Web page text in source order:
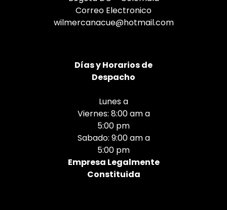
Correo Electronico
wilmercanacue@hotmail.com
Díasy Horarios de
Despacho
Lunes a
Viernes: 8:00 am a
5:00 pm
Sabado: 9:00 am a
5:00 pm
Empresa Legalmente
Constituida